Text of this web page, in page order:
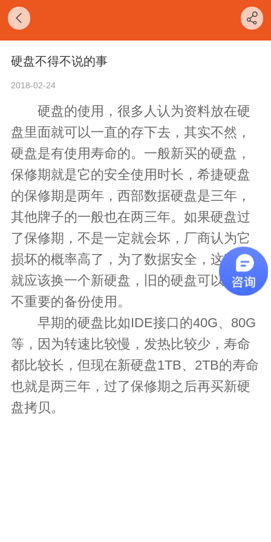
硬盘不得不说的事
2018-02-24
硬盘的使用，很多人认为资料放在硬
盘里面就可以一直的存下去，其实不然，
硬盘是有使用寿命的。一般新买的硬盘，
保修期就是它的安全使用时长，希捷硬盘
的保修期是两年，西部数据硬盘是三年，
其他牌子的一般也在两三年。如果硬盘过
了保修期，不是一定就会坏，厂商认为它
损坏的概率高了，为了数据安全，这时候
就应该换一个新硬盘，旧的硬盘可以作为
不重要的备份使用。
早期的硬盘比如IDE接口的40G、80G
等，因为转速比较慢，发热比较少，寿命
都比较长，但现在新硬盘1TB、2TB的寿命
也就是两三年，过了保修期之后再买新硬
盘拷贝。